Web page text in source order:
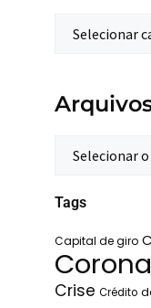
Tags
Capital de giro
Crise Crédito